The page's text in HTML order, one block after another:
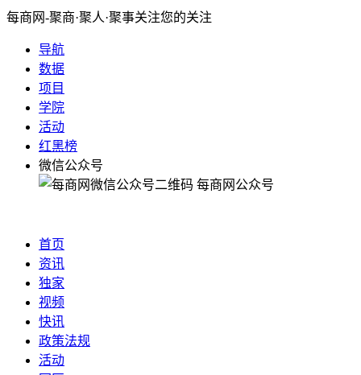
每商网-聚商·聚人·聚事关注您的关注
导航
数据
项目
学院
活动
红黑榜
微信公众号
每商网公众号
首页
资讯
独家
视频
快讯
政策法规
活动